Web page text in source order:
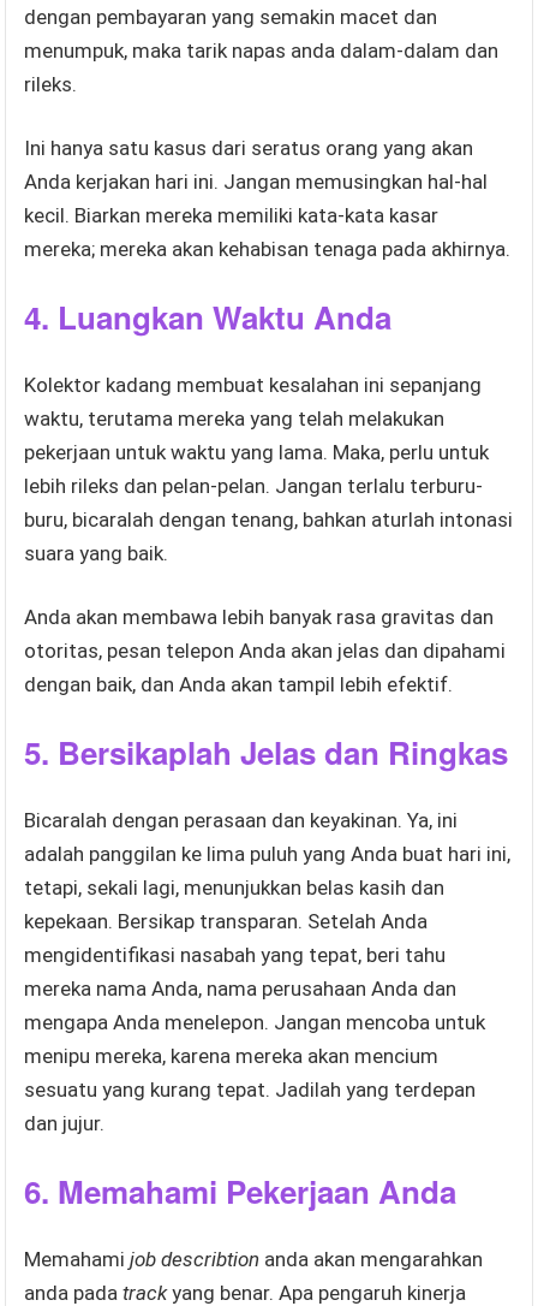
dengan pembayaran yang semakin macet dan
menumpuk, maka tarik napas anda dalam-dalam dan
rileks.
Ini hanya satu kasus dari seratus orang yang akan
Anda kerjakan hari ini. Jangan memusingkan hal-hal
kecil. Biarkan mereka memiliki kata-kata kasar
mereka; mereka akan kehabisan tenaga pada akhirnya.
4. Luangkan Waktu Anda
Kolektor kadang membuat kesalahan ini sepanjang
waktu, terutama mereka yang telah melakukan
pekerjaan untuk waktu yang lama. Maka, perlu untuk
lebih rileks dan pelan-pelan. Jangan terlalu terburu-
buru, bicaralah dengan tenang, bahkan aturlah intonasi
suara yang baik.
Anda akan membawa lebih banyak rasa gravitas dan
otoritas, pesan telepon Anda akan jelas dan dipahami
dengan baik, dan Anda akan tampil lebih efektif.
5. Bersikaplah Jelas dan Ringkas
Bicaralah dengan perasaan dan keyakinan. Ya, ini
adalah panggilan ke lima puluh yang Anda buat hari ini,
tetapi, sekali lagi, menunjukkan belas kasih dan
kepekaan. Bersikap transparan. Setelah Anda
mengidentifikasi nasabah yang tepat, beri tahu
mereka nama Anda, nama perusahaan Anda dan
mengapa Anda menelepon. Jangan mencoba untuk
menipu mereka, karena mereka akan mencium
sesuatu yang kurang tepat. Jadilah yang terdepan
dan jujur.
6. Memahami Pekerjaan Anda
Memahamijob describtion anda akan mengarahkan
anda padatrackyang benar. Apa pengaruh kinerja